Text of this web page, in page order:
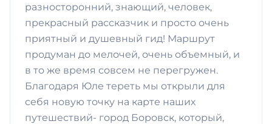
разносторонний, знающий, человек,
прекрасный рассказчик и просто очень
приятный и душевный гид! Маршрут
продуман до мелочей, очень объемный, и
в то же время совсем не перегружен.
Благодаря Юле тереть мы открыли для
себя новую точку на карте наших
путешествий- город Боровск, который,